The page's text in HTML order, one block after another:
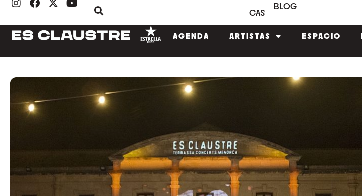
CAS
BLOG
AGENDA ARTISTAS ESPACIO